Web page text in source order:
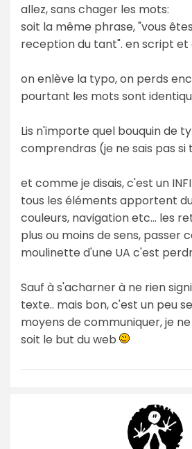
allez, sans chager les mots:
soit la même phrase, "vous
reception du tant". en script et
on enlève la typo, on perds
pourtant les mots sont
Lis n'importe quel bouquin de
comprendras (je ne sais pas si
et comme je disais, c'est un
tous les éléments apportent
couleurs, navigation etc... les
plus ou moins de sens, passer
moulinette d'une UA c'est
Sauf à s'acharner à ne rien
texte.. mais bon, c'est un peu
moyens de communiquer, je
soit le but du web